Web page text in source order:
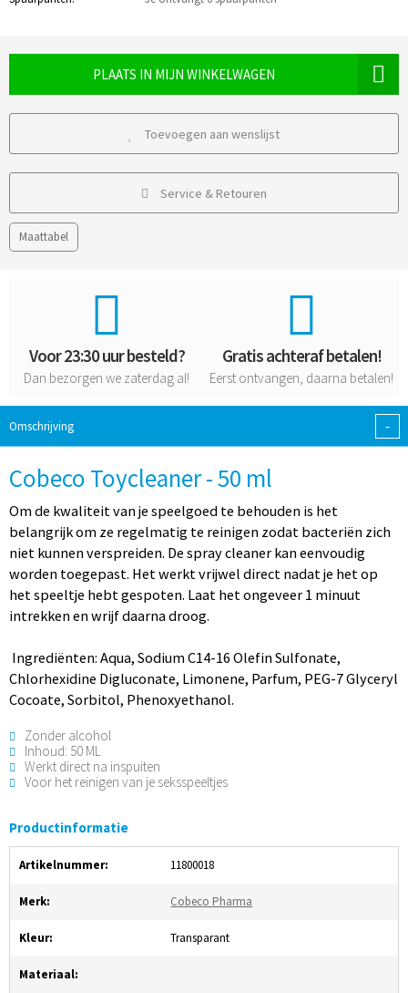
PLAATS IN MIJN WINKELWAGEN
Toevoegen aan wenslijst
Service & Retouren
Maattabel
Voor 23:30 uur besteld?
Dan bezorgen we zaterdag al!
Gratis achteraf betalen!
Eerst ontvangen, daarna betalen!
Omschrijving -
Cobeco Toycleaner - 50 ml
Om de kwaliteit van je speelgoed te behouden is het
belangrijk om ze regelmatig te reinigen zodat bacteriën zich
niet kunnen verspreiden. De spray cleaner kan eenvoudig
worden toegepast. Het werkt vrijwel direct nadat je het op
het speeltje hebt gespoten. Laat het ongeveer 1 minuut
intrekken en wrijf daarna droog.
Ingrediënten: Aqua, Sodium C14-16 Olefin Sulfonate,
Chlorhexidine Digluconate, Limonene, Parfum, PEG-7 Glyceryl
Cocoate, Sorbitol, Phenoxyethanol.
Zonder alcohol
Inhoud: 50 ML
Werkt direct na inspuiten
Voor het reinigen van je seksspeeltjes
Productinformatie
Artikelnummer: 11800018
Merk: Cobeco Pharma
Kleur: Transparant
Materiaal: